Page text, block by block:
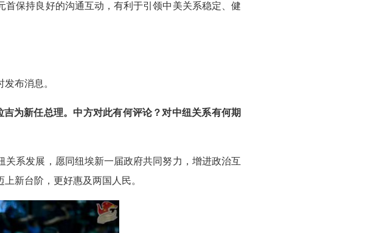
保持良好的沟通互动，有利于引领中美关系稳定、健
布消息。
为新任总理。中方对此有何评论？对中纽关系有何期
系发展，愿同纽埃新一届政府共同努力，增进政治互
新台阶，更好惠及两国人民。